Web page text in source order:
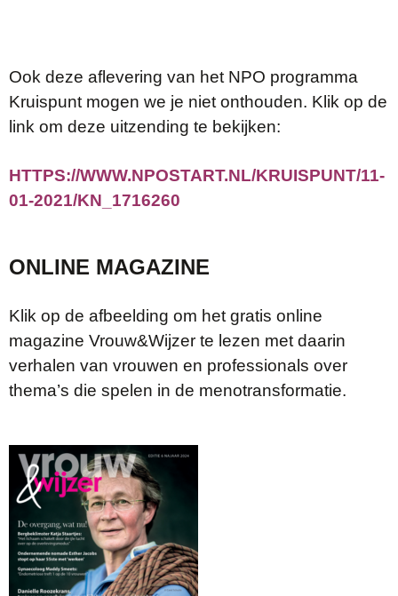
Ook deze aflevering van het NPO programma
Kruispunt mogen we je niet onthouden. Klik op de
link om deze uitzending te bekijken:
HTTPS://WWW.NPOSTART.NL/KRUISPUNT/11-
01-2021/KN_1716260
ONLINE MAGAZINE
Klik op de afbeelding om het gratis online
magazine Vrouw&Wijzer te lezen met daarin
verhalen van vrouwen en professionals over
thema’s die spelen in de menotransformatie.